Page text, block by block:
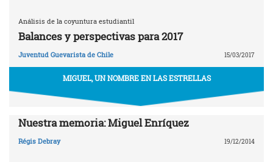
Análisis de la coyuntura estudiantil
Balances y perspectivas para 2017
Juventud Guevarista de Chile 15/03/2017
MIGUEL, UN NOMBRE EN LAS ESTRELLAS
Nuestra memoria: Miguel Enríquez
Régis Debray 19/12/2014